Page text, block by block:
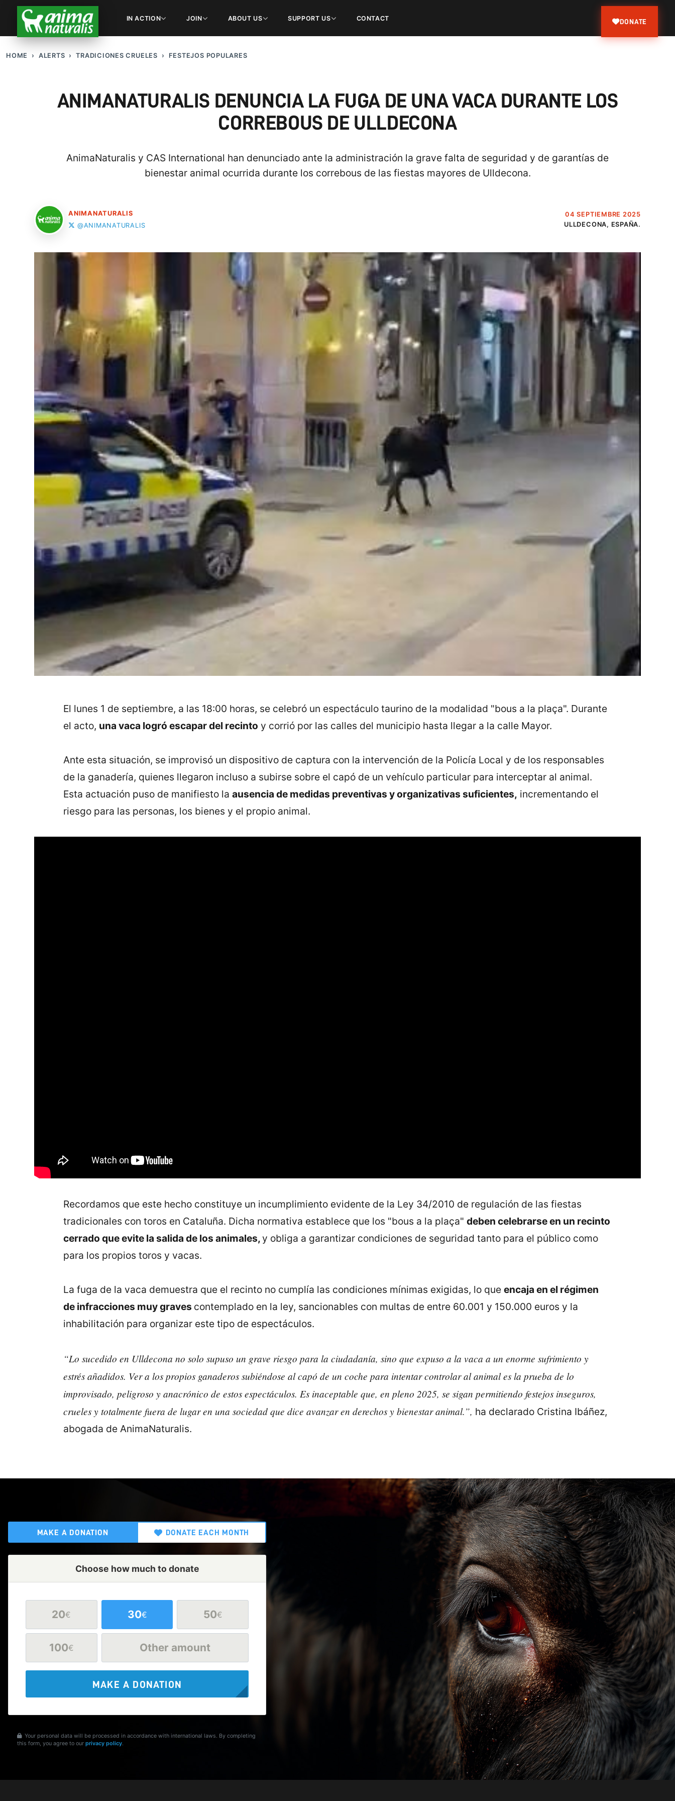
IN ACTION JOIN ABOUT US SUPPORT US CONTACT DONATE
HOME ALERTS TRADICIONES CRUELES FESTEJOS POPULARES
ANIMANATURALIS DENUNCIA LA FUGA DE UNA VACA DURANTE LOS
CORREBOUS DE ULLDECONA
AnimaNaturalis y CAS International han denunciado ante la administración la grave falta de seguridad y de garantías de
bienestar animal ocurrida durante los correbous de las fiestas mayores de Ulldecona.
ANIMANATURALIS
@ANIMANATURALIS
04 SEPTIEMBRE 2025
ULLDECONA, ESPAÑA.
El lunes 1 de septiembre, a las 18:00 horas, se celebró un espectáculo taurino de la modalidad "bous a la plaça". Durante
el acto, una vaca logró escapar del recinto y corrió por las calles del municipio hasta llegar a la calle Mayor.
Ante esta situación, se improvisó un dispositivo de captura con la intervención de la Policía Local y de los responsables
de la ganadería, quienes llegaron incluso a subirse sobre el capó de un vehículo particular para interceptar al animal.
Esta actuación puso de manifiesto la ausencia de medidas preventivas y organizativas suficientes, incrementando el
riesgo para las personas, los bienes y el propio animal.
Recordamos que este hecho constituye un incumplimiento evidente de la Ley 34/2010 de regulación de las fiestas
tradicionales con toros en Cataluña. Dicha normativa establece que los "bous a la plaça" deben celebrarse en un recinto
cerrado que evite la salida de los animales,y obliga a garantizar condiciones de seguridad tanto para el público como
para los propios toros y vacas.
La fuga de la vaca demuestra que el recinto no cumplía las condiciones mínimas exigidas, lo que encaja en el régimen
de infracciones muy graves contemplado en la ley, sancionables con multas de entre 60.001 y 150.000 euros y la
inhabilitación para organizar este tipo de espectáculos.
“Lo sucedido en Ulldecona no solo supuso un grave riesgo para la ciudadanía, sino que expuso a la vaca a un enorme sufrimiento y
estrés añadidos. Ver a los propios ganaderos subiéndose al capó de un coche para intentar controlar al animal es la prueba de lo
improvisado, peligroso y anacrónico de estos espectáculos. Es inaceptable que, en pleno 2025, se sigan permitiendo festejos inseguros,
crueles y totalmente fuera de lugar en una sociedad que dice avanzar en derechos y bienestar animal.”, ha declarado Cristina Ibáñez,
abogada de AnimaNaturalis.
MAKE A DONATION DONATE EACH MONTH
Choose how much to donate
20€ 30€ 50€
100€ Other amount
MAKE A DONATION
Your personal data will be processed in accordance with international laws. By completing
this form, you agree to ourprivacy policy.